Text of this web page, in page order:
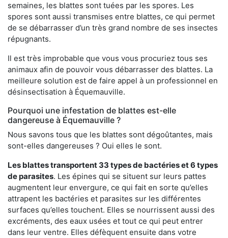
semaines, les blattes sont tuées par les spores. Les
spores sont aussi transmises entre blattes, ce qui permet
de se débarrasser d’un très grand nombre de ses insectes
répugnants.
Il est très improbable que vous vous procuriez tous ses
animaux afin de pouvoir vous débarrasser des blattes. La
meilleure solution est de faire appel à un professionnel en
désinsectisation à Équemauville.
Pourquoi une infestation de blattes est-elle
dangereuse à Équemauville ?
Nous savons tous que les blattes sont dégoûtantes, mais
sont-elles dangereuses ? Oui elles le sont.
Les blattes transportent 33 types de bactéries et 6 types
de parasites. Les épines qui se situent sur leurs pattes
augmentent leur envergure, ce qui fait en sorte qu’elles
attrapent les bactéries et parasites sur les différentes
surfaces qu’elles touchent. Elles se nourrissent aussi des
excréments, des eaux usées et tout ce qui peut entrer
dans leur ventre. Elles défèquent ensuite dans votre